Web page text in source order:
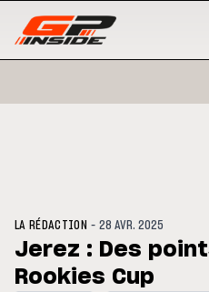
LA RÉDACTION -28 AVR. 2025
Jerez : Des
Rookies Cup